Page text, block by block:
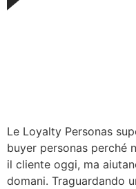
Le Loyalty Personas
buyer personas perché
il cliente oggi, ma
domani. Traguardando